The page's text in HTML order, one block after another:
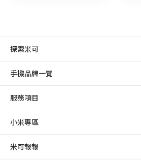
探索米可
手機品牌一覽
服務項目
小米專區
米可報報